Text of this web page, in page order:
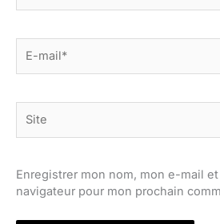
mail*
Enregistrer mon nom, mon e-mail
navigateur pour mon prochain